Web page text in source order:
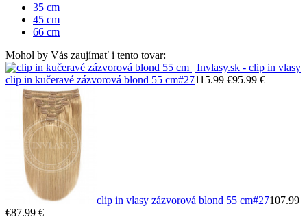
35 cm
45 cm
66 cm
Mohol by Vás zaujímať i tento tovar:
clip in kučeravé zázvorová blond 55 cm#27115.99 €95.99 €
clip in vlasy zázvorová blond 55 cm#27107.99
€87.99 €